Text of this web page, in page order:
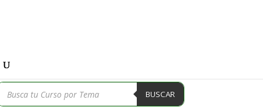
de BUSCAR